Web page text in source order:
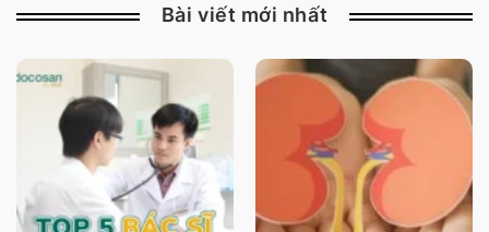
Bài viết mới nhất